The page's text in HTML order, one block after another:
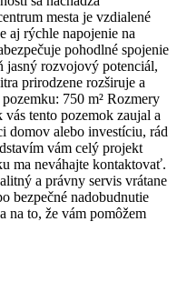
mesta je vzdialené
aj rýchle napojenie na
pohodlné spojenie
jasný rozvojový potenciál,
prirodzene rozširuje a
750 m² Rozmery
tento pozemok zaujal a
domov alebo investíciu, rád
vám celý projekt
ma neváhajte kontaktovať.
a právny servis vrátane
bezpečné nadobudnutie
na to, že vám pomôžem